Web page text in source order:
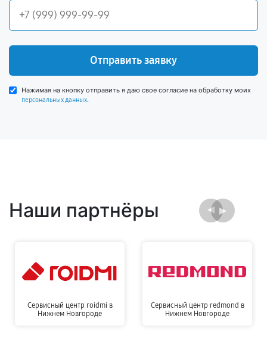
Отправить заявку
Нажимая на кнопку отправить я даю свое согласие на обработку моих
персональных данных.
Наши партнёры
Сервисный центр roidmi в
Нижнем Новгороде
Сервисный центр redmond в
Нижнем Новгороде